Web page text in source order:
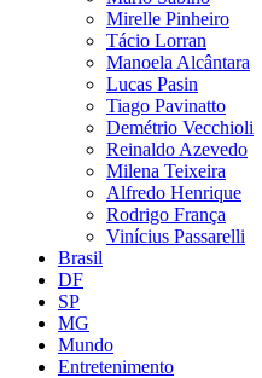
Mirelle Pinheiro
Tácio Lorran
Manoela Alcântara
Lucas Pasin
Tiago Pavinatto
Demétrio Vecchioli
Reinaldo Azevedo
Milena Teixeira
Alfredo Henrique
Rodrigo França
Vinícius Passarelli
Brasil
DF
SP
MG
Mundo
Entretenimento